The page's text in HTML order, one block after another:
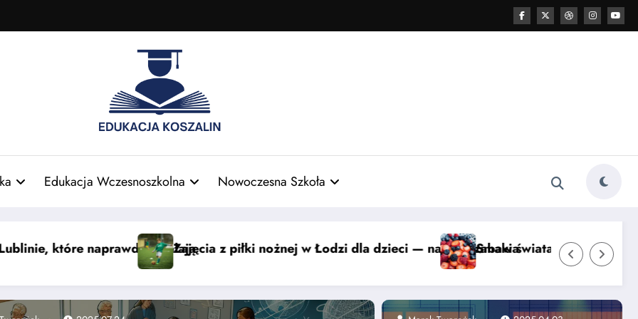
Edukacja Wczesnoszkolna Nowoczesna Szkoła
dla dzieci — nauka i zabawaSmaki świata: azjatyckie słodycze, viralowe hity i chipsy awokado
Zespół Fallota u dzieci — jak